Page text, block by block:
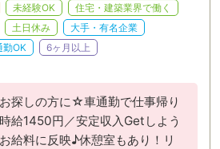
未経験OK
住宅・建築業界で働く
土日休み
大手・有名企業
勤OK 6ヶ月以上
探しの方に☆車通勤で仕事帰り
給1450円／安定収入Getしよう
給料に反映♪休憩室もあり！リ